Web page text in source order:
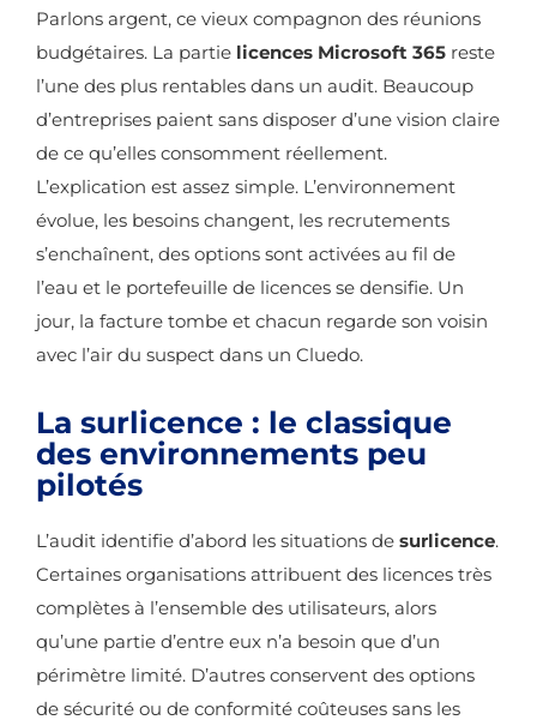
Parlons argent, ce vieux compagnon des réunions
budgétaires. La partie licences Microsoft 365 reste
l’une des plus rentables dans un audit. Beaucoup
d’entreprises paient sans disposer d’une vision claire
de ce qu’elles consomment réellement.
L’explication est assez simple. L’environnement
évolue, les besoins changent, les recrutements
s’enchaînent, des options sont activées au fil de
l’eau et le portefeuille de licences se densifie. Un
jour, la facture tombe et chacun regarde son voisin
avec l’air du suspect dans un Cluedo.
La surlicence : le classique
des environnements peu
pilotés
L’audit identifie d’abord les situations de surlicence.
Certaines organisations attribuent des licences très
complètes à l’ensemble des utilisateurs, alors
qu’une partie d’entre eux n’a besoin que d’un
périmètre limité. D’autres conservent des options
de sécurité ou de conformité coûteuses sans les